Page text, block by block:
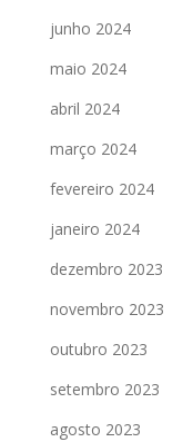
junho 2024
maio 2024
abril 2024
março 2024
fevereiro 2024
janeiro 2024
dezembro 2023
novembro 2023
outubro 2023
setembro 2023
agosto 2023